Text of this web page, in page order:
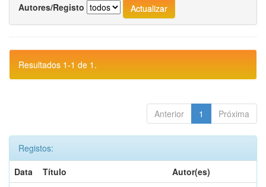
Autores/Registo
Resultados 1-1 de 1.
Anterior 1 Próxima
Registos:
Data
Título
Autor(es)